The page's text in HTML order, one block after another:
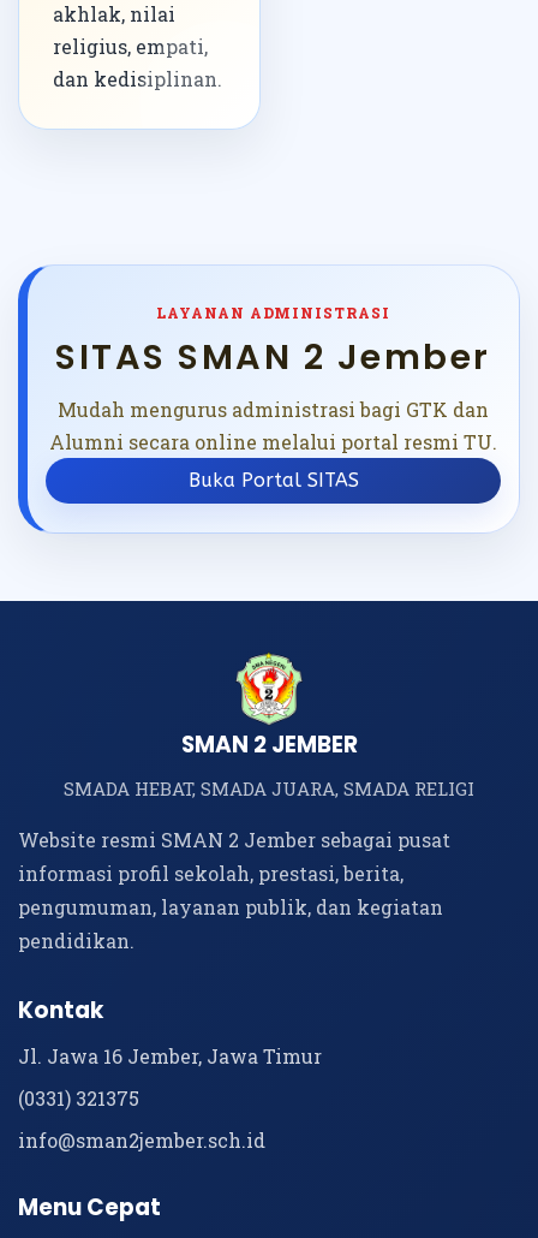
akhlak, nilai
religius, empati,
dan kedisiplinan.
LAYANAN ADMINISTRASI
SITAS SMAN 2 Jember
Mudah mengurus administrasi bagi GTK dan
Alumni secara online melalui portal resmi TU.
Buka Portal SITAS
SMAN 2 JEMBER
SMADA HEBAT, SMADA JUARA, SMADA RELIGI
Website resmi SMAN 2 Jember sebagai pusat
informasi profil sekolah, prestasi, berita,
pengumuman, layanan publik, dan kegiatan
pendidikan.
Kontak
Jl. Jawa 16 Jember, Jawa Timur
(0331) 321375
info@sman2jember.sch.id
Menu Cepat